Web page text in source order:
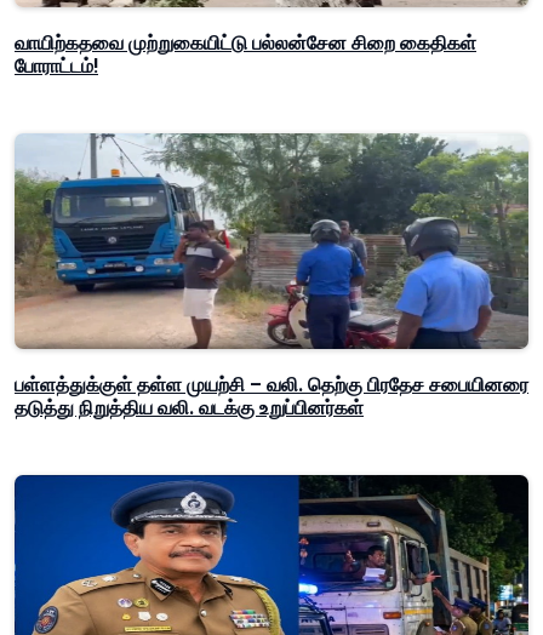
வாயிற்கதவை முற்றுகையிட்டு பல்லன்சேன சிறை கைதிகள்
போராட்டம்!
பள்ளத்துக்குள் தள்ள முயற்சி – வலி. தெற்கு பிரதேச சபையினரை
தடுத்து நிறுத்திய வலி. வடக்கு உறுப்பினர்கள்